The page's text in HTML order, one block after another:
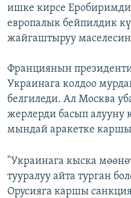
ишке кирсе
европалык бейпилдик
жайгаштыруу
Франциянын
Украинага колдоо
белгиледи. Ал Москва
жерлерди басып алууну
мындай аракетке
"Украинага кыска
тууралуу айта турган
Орусияга каршы